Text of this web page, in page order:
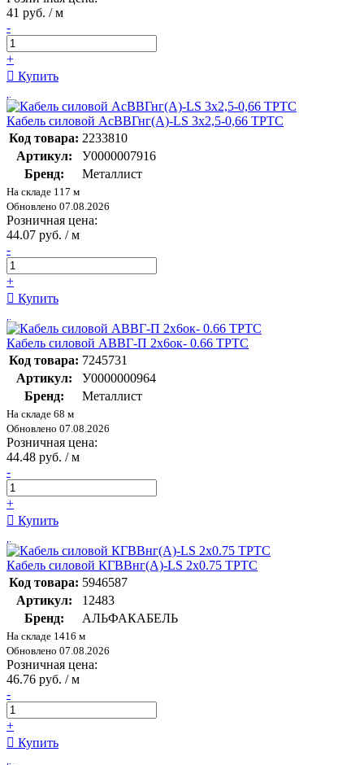
41 руб. / м
-
+
Купить
Кабель силовой АсВВГнг(А)-LS 3х2,5-0,66 ТРТС
Код товара: 2233810
Артикул:
У0000007916
Бренд:
Металлист
На складе 117 м
Обновлено 07.08.2026
Розничная цена:
44.07 руб. / м
-
+
Купить
Кабель силовой АВВГ-П 2х6ок- 0.66 ТРТС
Код товара: 7245731
Артикул:
У0000000964
Бренд:
Металлист
На складе 68 м
Обновлено 07.08.2026
Розничная цена:
44.48 руб. / м
-
+
Купить
Кабель силовой КГВВнг(А)-LS 2х0.75 ТРТС
Код товара: 5946587
Артикул:
12483
Бренд:
АЛЬФАКАБЕЛЬ
На складе 1416 м
Обновлено 07.08.2026
Розничная цена:
46.76 руб. / м
-
+
Купить